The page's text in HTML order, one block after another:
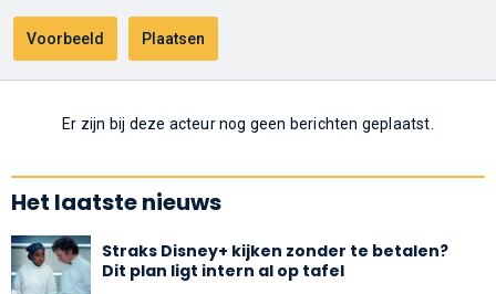
Er zijn bij deze acteur nog geen berichten geplaatst.
Het laatste nieuws
Straks Disney+ kijken zonder te betalen?
Dit plan ligt intern al op tafel